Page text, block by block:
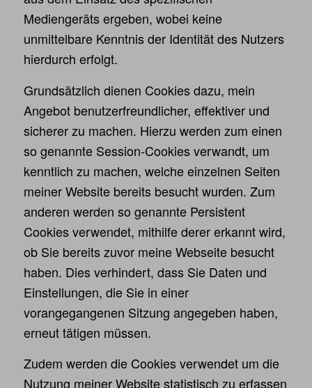
Mediengeräts ergeben, wobei keine
unmittelbare Kenntnis der Identität des Nutzers
hierdurch erfolgt.
Grundsätzlich dienen Cookies dazu, mein
Angebot benutzerfreundlicher, effektiver und
sicherer zu machen. Hierzu werden zum einen
so genannte Session-Cookies verwandt, um
kenntlich zu machen, welche einzelnen Seiten
meiner Website bereits besucht wurden. Zum
anderen werden so genannte Persistent
Cookies verwendet, mithilfe derer erkannt wird,
ob Sie bereits zuvor meine Webseite besucht
haben. Dies verhindert, dass Sie Daten und
Einstellungen, die Sie in einer
vorangegangenen Sitzung angegeben haben,
erneut tätigen müssen.
Zudem werden die Cookies verwendet um die
Nutzung meiner Website statistisch zu erfassen